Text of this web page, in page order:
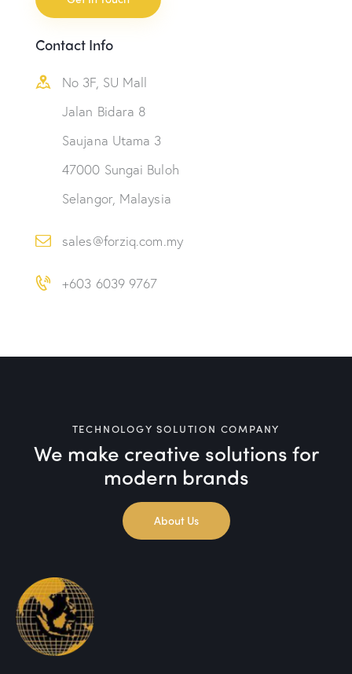
Contact Info
No 3F, SU Mall
Jalan Bidara 8
Saujana Utama 3
47000 Sungai Buloh
Selangor, Malaysia
sales@forziq.com.my
+603 6039 9767
TECHNOLOGY SOLUTION COMPANY
We make creative solutionsfor
modern brands
About Us